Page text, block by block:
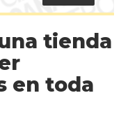
tienda
en toda